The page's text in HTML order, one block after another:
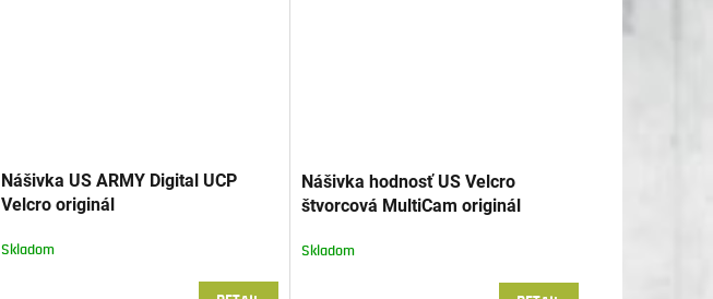
Nášivka US ARMY Digital UCP
Velcro originál
Skladom
Nášivka hodnosť US Velcro
štvorcová MultiCam originál
Skladom